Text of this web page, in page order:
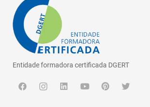
Entidade formadora certificada DGERT